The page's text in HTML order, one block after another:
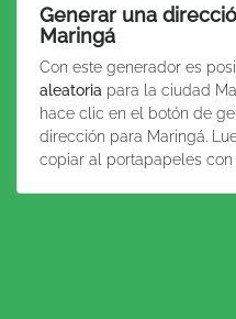
Generar una
Maringá
Con este generador es
aleatoria para la ciudad
hace clic en el botón de
dirección para Maringá.
copiar al portapapeles